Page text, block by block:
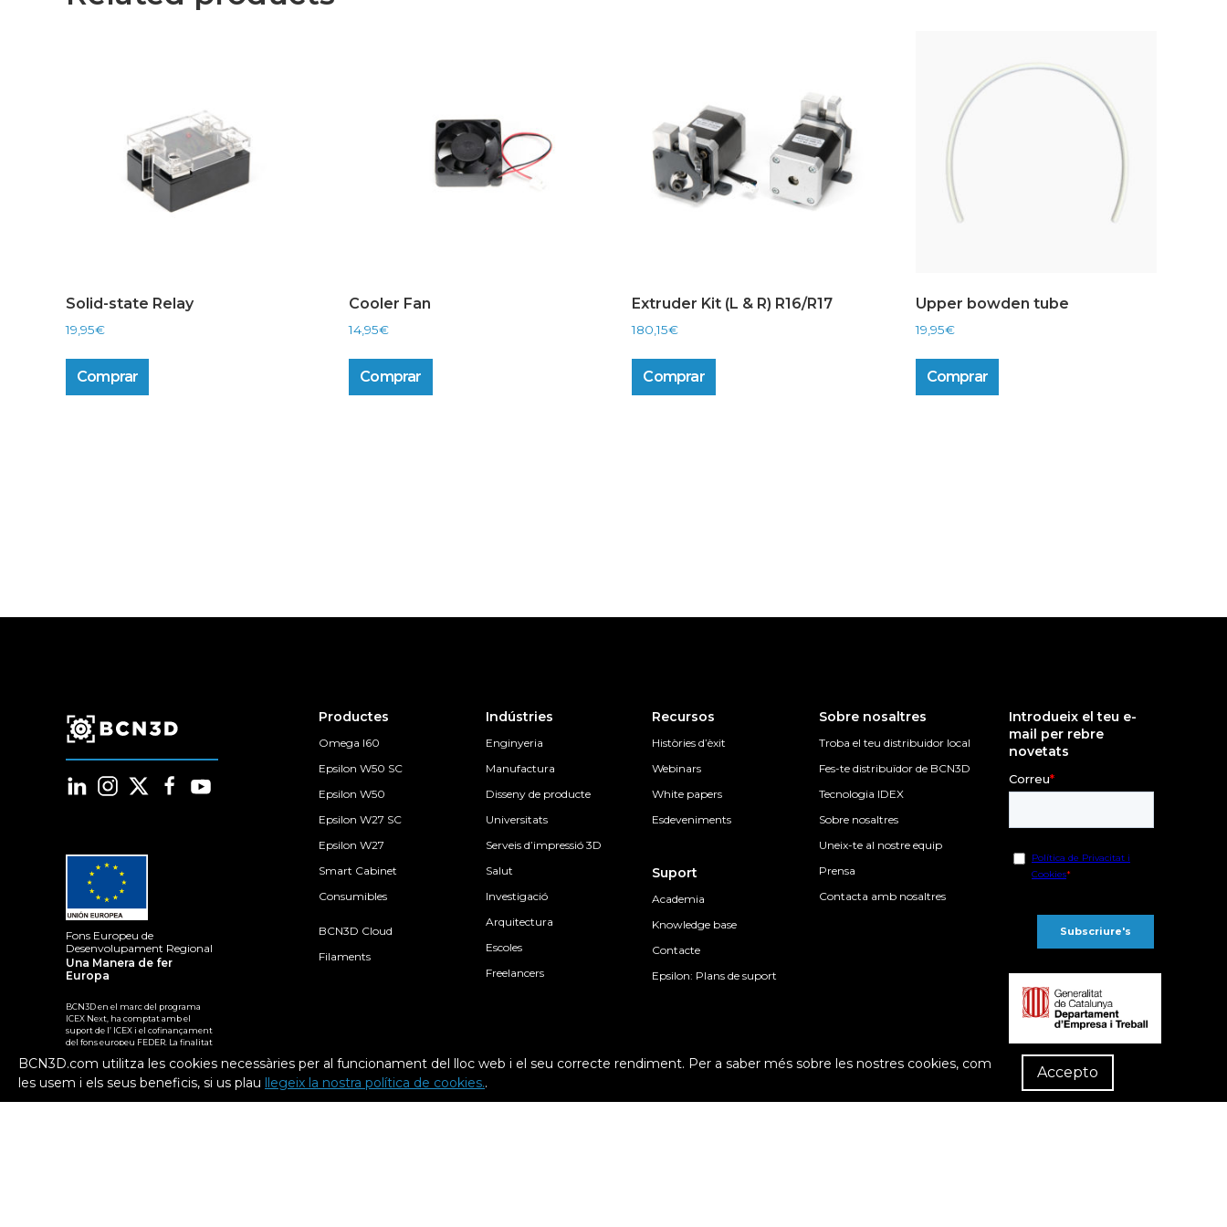
Solid-state Relay
19,95€
Comprar
Cooler Fan
14,95€
Comprar
Extruder Kit (L & R) R16/R17
180,15€
Comprar
Upper bowden tube
19,95€
Comprar
Fons Europeu de
Desenvolupament Regional
Una Manera de fer
Europa
BCN3D en el marc del programa
ICEX Next, ha comptat amb el
suport de l’ ICEX i el cofinançament
del fons europeu FEDER. La finalitat
desenvolupament internacional de
l‟empresa i del seu entorn.
Productes
Omega I60
Epsilon W50 SC
Epsilon W50
Epsilon W27 SC
Epsilon W27
Smart Cabinet
Consumibles
BCN3D Cloud
Filaments
Indústries
Enginyeria
Manufactura
Disseny de producte
Universitats
Serveis d’impressió 3D
Salut
Investigació
Arquitectura
Escoles
Freelancers
Recursos
Històries d’èxit
Webinars
White papers
Esdeveniments
Suport
Academia
Knowledge base
Contacte
Epsilon: Plans de suport
Sobre nosaltres
Troba el teu distribuidor local
Fes-te distribuïdor de BCN3D
Tecnologia IDEX
Sobre nosaltres
Uneix-te al nostre equip
Prensa
Contacta amb nosaltres
Introdueix el teu e-
mail per rebre
novetats
BCN3D.com utilitza les cookies necessàries per al funcionament del lloc web i el seu correcte rendiment. Per a saber més sobre les nostres cookies, com
les usem i els seus beneficis, si us plau llegeix la nostra política de cookies..
Accepto